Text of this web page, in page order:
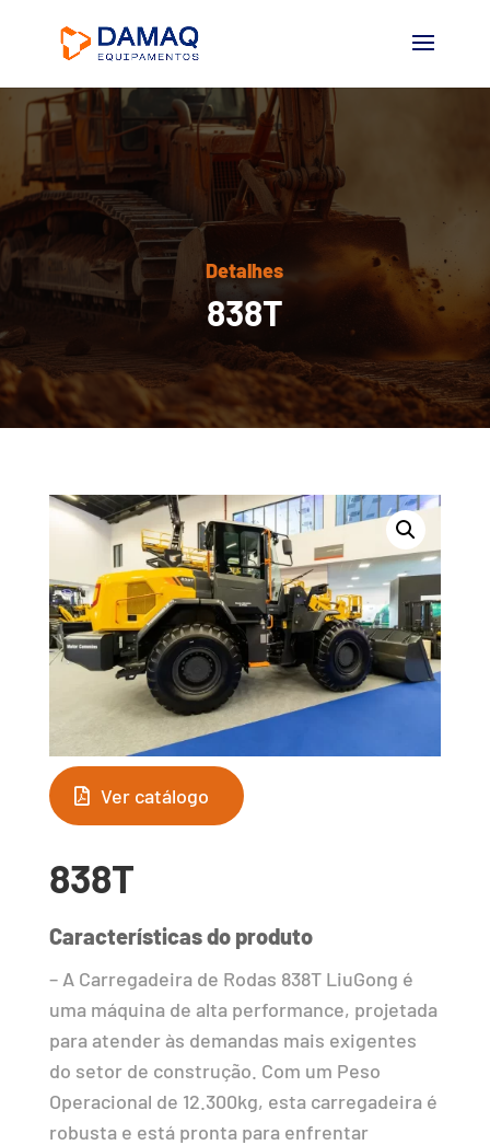
Detalhes
838T
Ver catálogo
838T
Características do produto
– A Carregadeira de Rodas 838T LiuGong é
uma máquina de alta performance, projetada
para atender às demandas mais exigentes
do setor de construção. Com um Peso
Operacional de 12.300kg, esta carregadeira é
robusta e está pronta para enfrentar